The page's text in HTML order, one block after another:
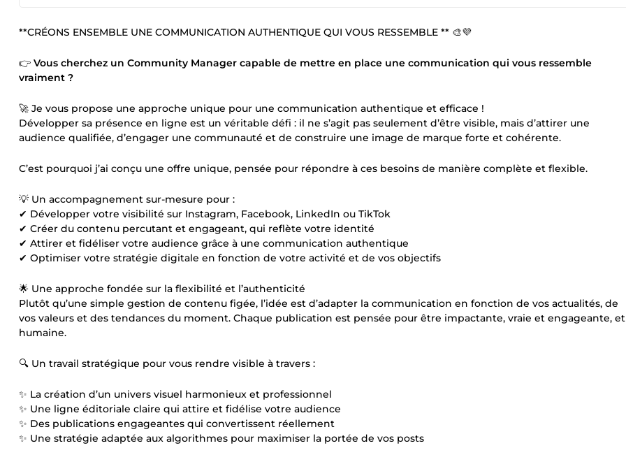
**CRÉONS ENSEMBLE UNE COMMUNICATION AUTHENTIQUE QUI VOUS RESSEMBLE ** 🎨💜
👉 Vous cherchez un Community Manager capable de mettre en place une communication qui vous ressemble
vraiment ?
🚀 Je vous propose une approche unique pour une communication authentique et efficace !
Développer sa présence en ligne est un véritable défi : il ne s’agit pas seulement d’être visible, mais d’attirer une
audience qualifiée, d’engager une communauté et de construire une image de marque forte et cohérente.
C’est pourquoi j’ai conçu une offre unique, pensée pour répondre à ces besoins de manière complète et flexible.
💡 Un accompagnement sur-mesure pour :
✔ Développer votre visibilité sur Instagram, Facebook, LinkedIn ou TikTok
✔ Créer du contenu percutant et engageant, qui reflète votre identité
✔ Attirer et fidéliser votre audience grâce à une communication authentique
✔ Optimiser votre stratégie digitale en fonction de votre activité et de vos objectifs
🌟 Une approche fondée sur la flexibilité et l’authenticité
Plutôt qu’une simple gestion de contenu figée, l’idée est d’adapter la communication en fonction de vos actualités, de
vos valeurs et des tendances du moment. Chaque publication est pensée pour être impactante, vraie et engageante, et
humaine.
🔍 Un travail stratégique pour vous rendre visible à travers :
✨ La création d’un univers visuel harmonieux et professionnel
✨ Une ligne éditoriale claire qui attire et fidélise votre audience
✨ Des publications engageantes qui convertissent réellement
✨ Une stratégie adaptée aux algorithmes pour maximiser la portée de vos posts